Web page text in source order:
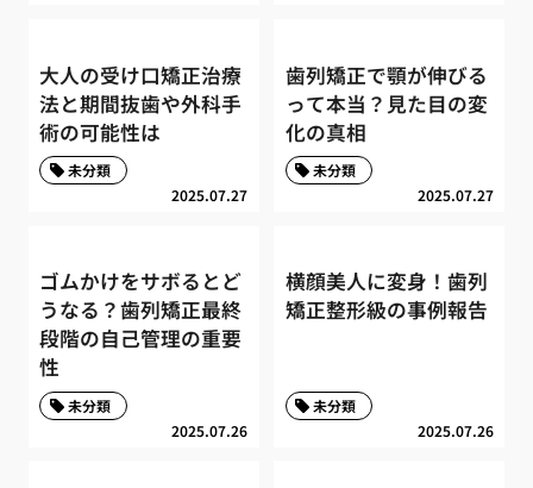
大人の受け口矯正治療
法と期間抜歯や外科手
術の可能性は
2025.07.27
未分類
歯列矯正で顎が伸びる
って本当？見た目の変
化の真相
2025.07.27
未分類
ゴムかけをサボるとど
うなる？歯列矯正最終
段階の自己管理の重要
性
2025.07.26
未分類
横顔美人に変身！歯列
矯正整形級の事例報告
2025.07.26
未分類